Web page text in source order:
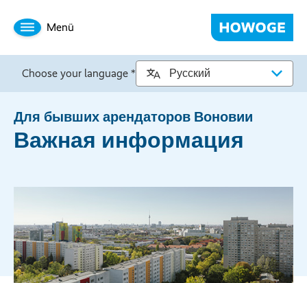
Menü
Choose your language *
Для бывших арендаторов Воновии
Важная информация